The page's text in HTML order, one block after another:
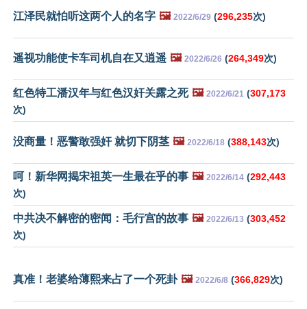
江泽民就怕听这两个人的名字 🖼️ 2022/6/29 (296,235次)
遥视功能使卡车司机自在又逍遥 🖼️ 2022/6/26 (264,349次)
红色特工潘汉年与红色汉奸关露之死 🖼️ 2022/6/21 (307,173
次)
没商量！恶警敢强奸 就切下阴茎 🖼️ 2022/6/18 (388,143次)
呵！新华网揭宋祖英一生最在乎的事 🖼️ 2022/6/14 (292,443
次)
中共决不解密的密闻：毛行宫的故事 🖼️ 2022/6/13 (303,452
次)
真准！老婆给薄熙来占了一个死卦 🖼️ 2022/6/8 (366,829次)